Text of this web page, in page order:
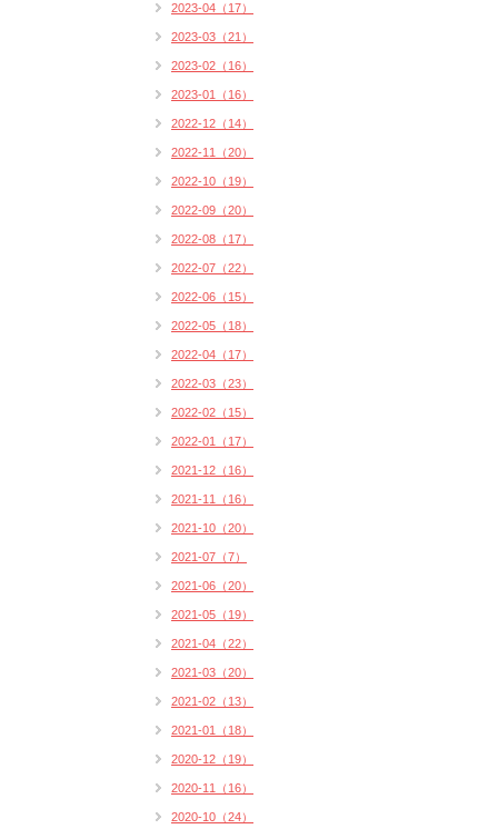
2023-04（17）
2023-03（21）
2023-02（16）
2023-01（16）
2022-12（14）
2022-11（20）
2022-10（19）
2022-09（20）
2022-08（17）
2022-07（22）
2022-06（15）
2022-05（18）
2022-04（17）
2022-03（23）
2022-02（15）
2022-01（17）
2021-12（16）
2021-11（16）
2021-10（20）
2021-07（7）
2021-06（20）
2021-05（19）
2021-04（22）
2021-03（20）
2021-02（13）
2021-01（18）
2020-12（19）
2020-11（16）
2020-10（24）